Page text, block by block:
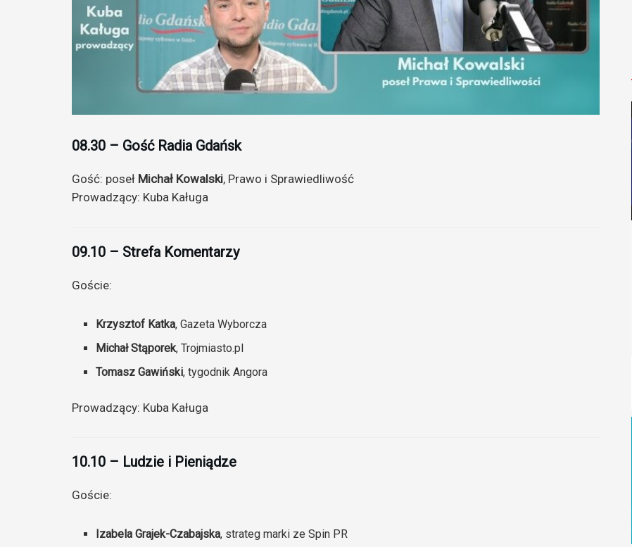
08.30 – Gość Radia Gdańsk
Gość: poseł Michał Kowalski, Prawo i Sprawiedliwość
Prowadzący: Kuba Kaługa
09.10 – Strefa Komentarzy
Goście:
Krzysztof Katka, Gazeta Wyborcza
Michał Stąporek, Trojmiasto.pl
Tomasz Gawiński, tygodnik Angora
Prowadzący: Kuba Kaługa
10.10 – Ludzie i Pieniądze
Goście:
Izabela Grajek-Czabajska, strateg marki ze Spin PR